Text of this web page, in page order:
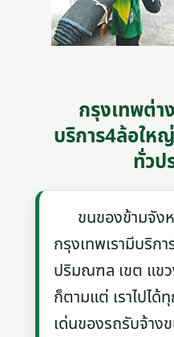
กรุงเทพต่า
บริการ4ล้อให
ทั่วป
ขนของข้ามจังห
กรุงเทพเรามีบริก
ปริมณฑล เขต แขว
ก็ตามแต่ เราไปไ
เด่นของรถรับจ้าง